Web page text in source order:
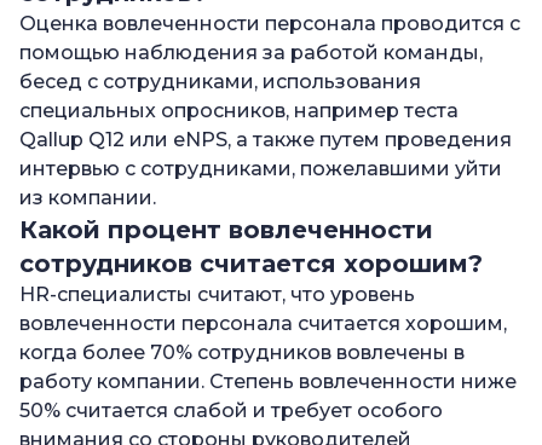
Оценка вовлеченности персонала проводится с
помощью наблюдения за работой команды,
бесед с сотрудниками, использования
специальных опросников, например теста
Qallup Q12 или eNPS, а также путем проведения
интервью с сотрудниками, пожелавшими уйти
из компании.
Какой процент вовлеченности
сотрудников считается хорошим?
HR-специалисты считают, что уровень
вовлеченности персонала считается хорошим,
когда более 70% сотрудников вовлечены в
работу компании. Степень вовлеченности ниже
50% считается слабой и требует особого
внимания со стороны руководителей